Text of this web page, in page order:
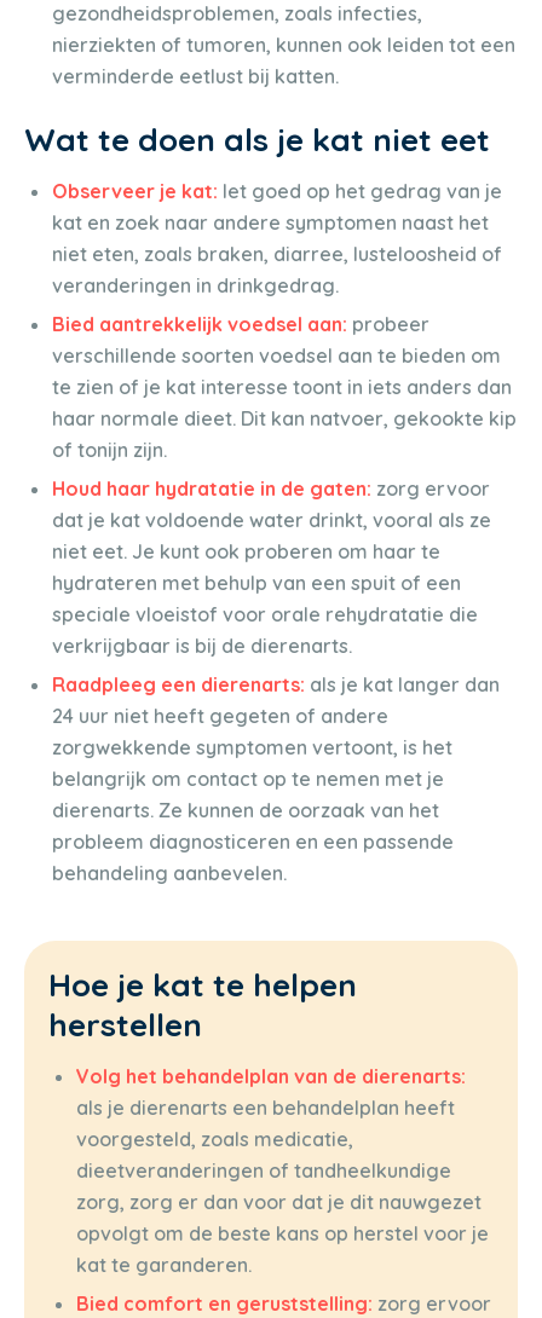
gezondheidsproblemen, zoals infecties,
nierziekten of tumoren, kunnen ook leiden tot een
verminderde eetlust bij katten.
Wat te doen als je kat niet eet
Observeer je kat: let goed op het gedrag van je
kat en zoek naar andere symptomen naast het
niet eten, zoals braken, diarree, lusteloosheid of
veranderingen in drinkgedrag.
Bied aantrekkelijk voedsel aan: probeer
verschillende soorten voedsel aan te bieden om
te zien of je kat interesse toont in iets anders dan
haar normale dieet. Dit kan natvoer, gekookte kip
of tonijn zijn.
Houd haar hydratatie in de gaten: zorg ervoor
dat je kat voldoende water drinkt, vooral als ze
niet eet. Je kunt ook proberen om haar te
hydrateren met behulp van een spuit of een
speciale vloeistof voor orale rehydratatie die
verkrijgbaar is bij de dierenarts.
Raadpleeg een dierenarts: als je kat langer dan
24 uur niet heeft gegeten of andere
zorgwekkende symptomen vertoont, is het
belangrijk om contact op te nemen met je
dierenarts. Ze kunnen de oorzaak van het
probleem diagnosticeren en een passende
behandeling aanbevelen.
Hoe je kat te helpen
herstellen
Volg het behandelplan van de dierenarts:
als je dierenarts een behandelplan heeft
voorgesteld, zoals medicatie,
dieetveranderingen of tandheelkundige
zorg, zorg er dan voor dat je dit nauwgezet
opvolgt om de beste kans op herstel voor je
kat te garanderen.
Bied comfort en geruststelling: zorg ervoor